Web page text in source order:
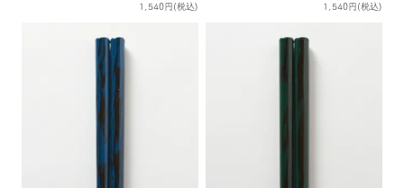
1,540円(税込) 1,540円(税込)